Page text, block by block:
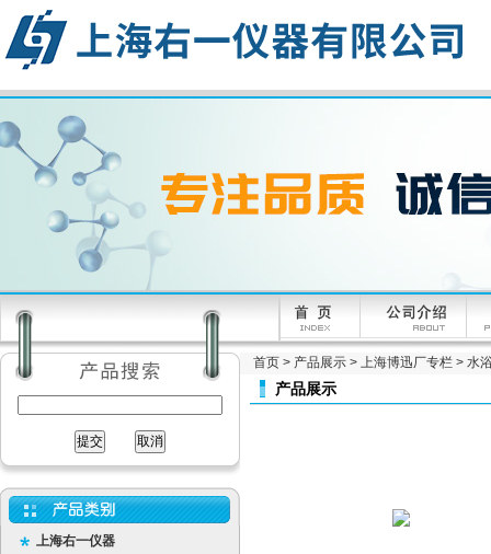
上海右一仪器
首页 > 产品展示 > 上海博迅厂专栏 > 水
产品展示